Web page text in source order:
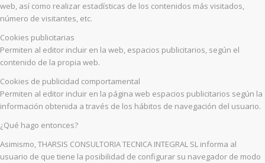
web, así como realizar estadísticas de los contenidos más visitados,
número de visitantes, etc.
Cookies publicitarias
Permiten al editor incluir en la web, espacios publicitarios, según el
contenido de la propia web.
Cookies de publicidad comportamental
Permiten al editor incluir en la página web espacios publicitarios según la
información obtenida a través de los hábitos de navegación del usuario.
¿Qué hago entonces?
Asimismo, THARSIS CONSULTORIA TECNICA INTEGRAL SL informa al
usuario de que tiene la posibilidad de configurar su navegador de modo